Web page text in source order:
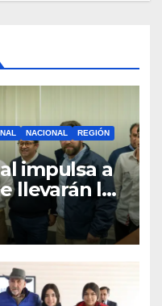
NACIONAL
REGIÓN
impulsa a
llevarán la